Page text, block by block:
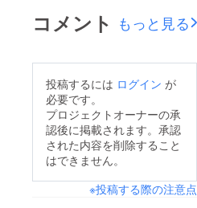
コメント もっと見る
投稿するには ログイン が
必要です。
プロジェクトオーナーの承
認後に掲載されます。承認
された内容を削除すること
はできません。
※投稿する際の注意点